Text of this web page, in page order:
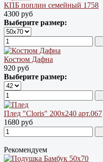
КПБ поплин семейный 1758
4300 руб
Выберите размер:
Костюм Дафна
920 руб
Выберите размер:
Плед "Cloris" 200х240 арт.067
1680 руб
Рекомендуем